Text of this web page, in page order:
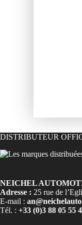
DISTRIBUTEUR
NEICHEL
Adresse : 25 rue de
E-mail :
Tél. : +33 (0)3 88 05 55